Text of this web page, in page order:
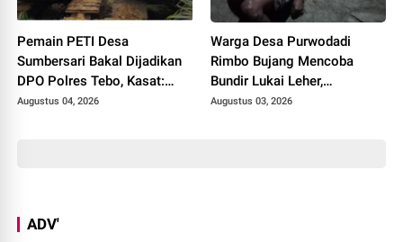
Pemain PETI Desa
Sumbersari Bakal Dijadikan
DPO Polres Tebo, Kasat:
Karena Tak Pernah Penuhi
Augustus 04, 2026
Warga Desa Purwodadi
Rimbo Bujang Mencoba
Bundir Lukai Leher,
Sebelumnya Pernah Potong
Augustus 03, 2026
ADV'